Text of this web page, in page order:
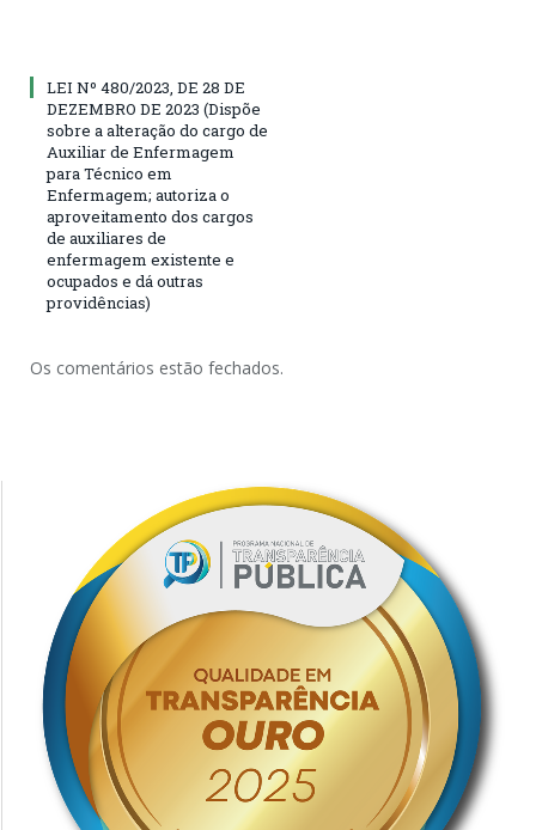
LEI Nº 480/2023, DE 28 DE
DEZEMBRO DE 2023 (Dispõe
sobre a alteração do cargo de
Auxiliar de Enfermagem
para Técnico em
Enfermagem; autoriza o
aproveitamento dos cargos
de auxiliares de
enfermagem existente e
ocupados e dá outras
providências)
Os comentários estão fechados.